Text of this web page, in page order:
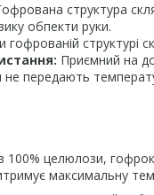
структура
обпекти руки.
гофрованій
Приємний на
не передають
100% целюлози,
максимальну